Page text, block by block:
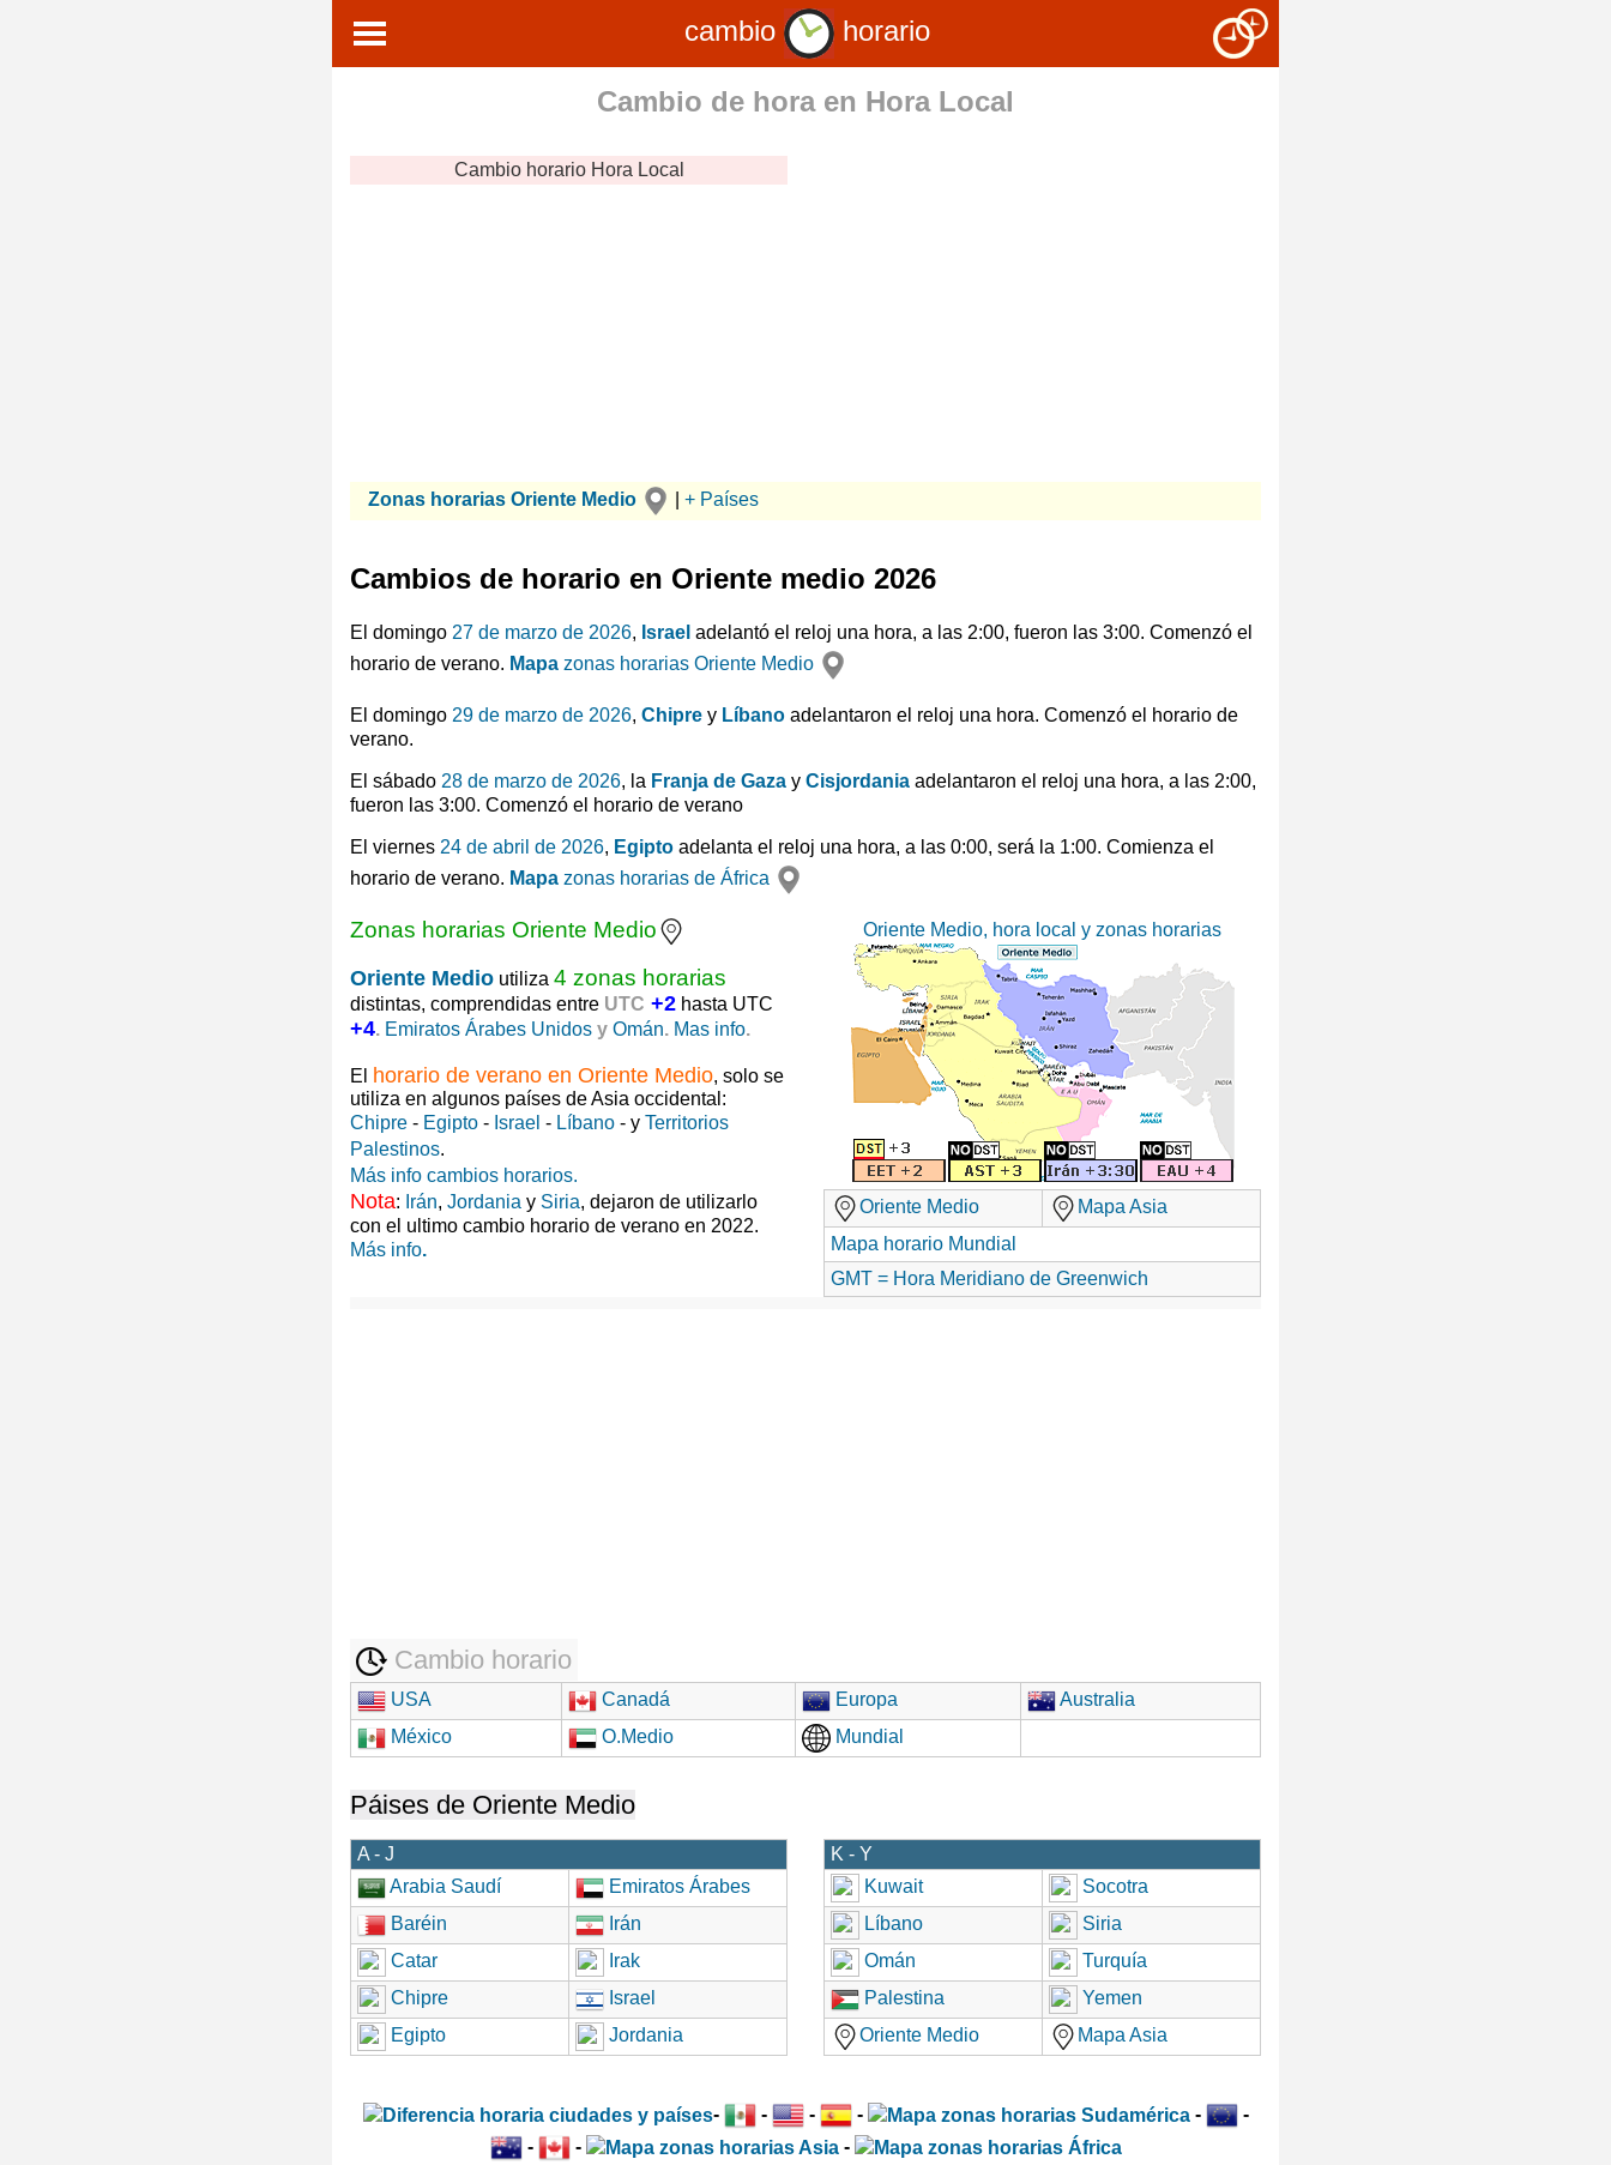
cambio horario
Cambio de hora en Hora Local
Cambio horario Hora Local
Zonas horarias Oriente Medio + Países
Cambios de horario en Oriente medio 2026
El domingo 27 de marzo de 2026, Israel adelantó el reloj una hora, a las 2:00, fueron las 3:00. Comenzó el
horario de verano. Mapa zonas horarias Oriente Medio
El domingo 29 de marzo de 2026, Chipre y Líbano adelantaron el reloj una hora. Comenzó el horario de
verano.
El sábado 28 de marzo de 2026, la Franja de Gaza y Cisjordania adelantaron el reloj una hora, a las 2:00,
fueron las 3:00. Comenzó el horario de verano
El viernes 24 de abril de 2026, Egipto adelanta el reloj una hora, a las 0:00, será la 1:00. Comienza el
horario de verano. Mapa zonas horarias de África
Zonas horarias Oriente Medio
Oriente Medio utiliza 4 zonas horarias
distintas, comprendidas entre UTC +2 hasta UTC
+4. Emiratos Árabes Unidos y Omán. Mas info.
El horario de verano en Oriente Medio, solo se
utiliza en algunos países de Asia occidental:
Chipre - Egipto - Israel - Líbano - y Territorios
Palestinos.
Más info cambios horarios.
Nota: Irán, Jordania y Siria, dejaron de utilizarlo
con el ultimo cambio horario de verano en 2022.
Más info.
Oriente Medio, hora local y zonas horarias
Oriente Medio
Mapa Asia
Mapa horario Mundial
GMT = Hora Meridiano de Greenwich
Cambio horario
USA Canadá Europa
Australia
México
O.Medio Mundial
Páises de Oriente Medio
A - J
Arabia Saudí
Emiratos Árabes
Baréin
Irán
Catar
Irak
Chipre
Israel
Egipto
Jordania
K - Y
Kuwait
Socotra
Líbano
Siria
Omán
Turquía
Palestina
Yemen
Oriente Medio
Mapa Asia
- - - - -
-
-
- -